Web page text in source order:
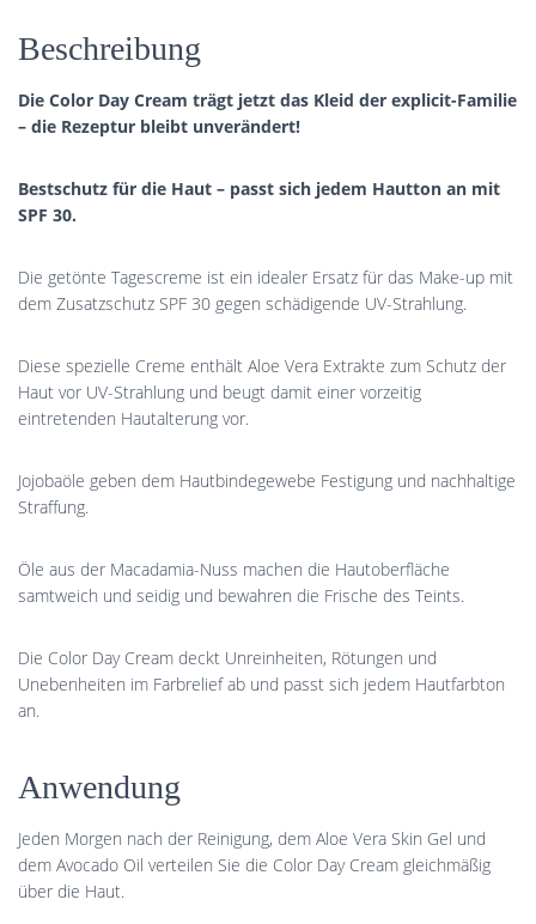
Beschreibung
Die Color Day Cream trägt jetzt das Kleid der explicit-Familie
– die Rezeptur bleibt unverändert!
Bestschutz für die Haut – passt sich jedem Hautton an mit
SPF 30.
Die getönte Tagescreme ist ein idealer Ersatz für das Make-up mit
dem Zusatzschutz SPF 30 gegen schädigende UV-Strahlung.
Diese spezielle Creme enthält Aloe Vera Extrakte zum Schutz der
Haut vor UV-Strahlung und beugt damit einer vorzeitig
eintretenden Hautalterung vor.
Jojobaöle geben dem Hautbindegewebe Festigung und nachhaltige
Straffung.
Öle aus der Macadamia-Nuss machen die Hautoberfläche
samtweich und seidig und bewahren die Frische des Teints.
Die Color Day Cream deckt Unreinheiten, Rötungen und
Unebenheiten im Farbrelief ab und passt sich jedem Hautfarbton
an.
Anwendung
Jeden Morgen nach der Reinigung, dem Aloe Vera Skin Gel und
dem Avocado Oil verteilen Sie die Color Day Cream gleichmäßig
über die Haut.